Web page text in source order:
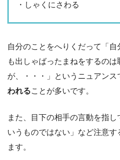
・しゃくにさわる
自分のことをへりくだって「
も出しゃばったまねをするのは
が、・・・」というニュアンス
われることが多いです。
また、目下の相手の言動を指
いうものではない」など注意す
ます。